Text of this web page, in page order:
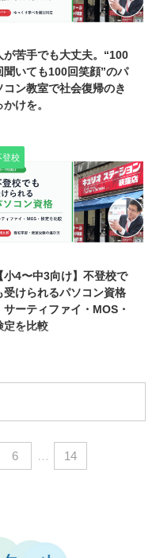
入会のきっかけ
んは、もともと息子さんが通
ていたことをきっかけに荻窪店
興味を持たれました。息子さん
卒業後、ちょうど入れ替わる形
ご自身が入会されたそうです。
ど通われていて、時間を見つけ
は熱心に取り組まれています！
教室で学んだこ ...
が苦手でも大丈夫。“100
聞いても100回笑顔”のパ
コン教室で社会復帰のき
かけを。
がありました。 「実は兄が長
間ひきこもっていて、将来が不
なんです…」と。 ご家族にひ
こもり状態の方がいる場合、心
は尽きません。とはいえ、「い
なり働け」と言うわけにもいか
る方も多いのではないでしょう
。 今回は、そんな“人との関わ
が苦手な方”でも安心して通え
パソコン教室の取り組みをご紹
します。社会復帰の「最初の一
登校
【小4〜中3向け】不登校で
受けられるパソコン資格
｜サーティファイ・MOS・
定を比較
になりながら教室で待っていま
た。 やって来たまるちゃん
、どこか不安そうな表情でこう
ムやYouTube編集は大好き
…。このままじゃ将来が心配
6 … 14